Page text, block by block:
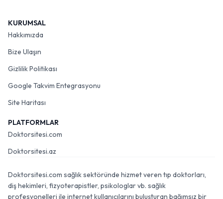
KURUMSAL
Hakkımızda
Bize Ulaşın
Gizlilik Politikası
Google Takvim Entegrasyonu
Site Haritası
PLATFORMLAR
Doktorsitesi.com
Doktorsitesi.az
Doktorsitesi.com sağlık sektöründe hizmet veren tıp doktorları,
diş hekimleri, fizyoterapistler, psikologlar vb. sağlık
profesyonelleri ile internet kullanıcılarını buluşturan bağımsız bir